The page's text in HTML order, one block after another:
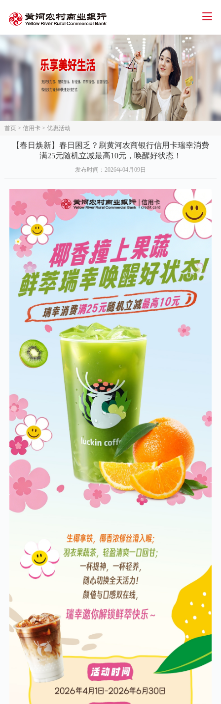
人才招聘 招标信息 下载中心
首页
个人金融
网络金融
三农金融
首页> 信用卡> 优惠活动
【春日焕新】春日困乏？刷黄河农商银行信用卡瑞幸消费
满25元随机立减最高10元，唤醒好状态！
发布时间 ：2026年04月09日